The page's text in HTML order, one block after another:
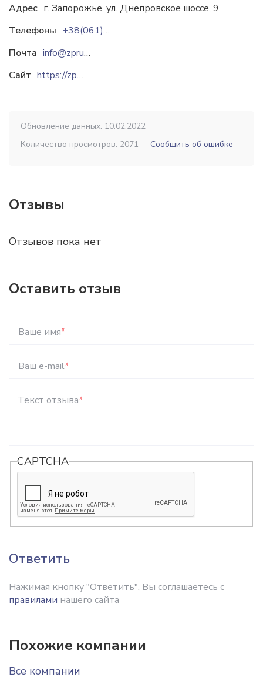
Адрес г. Запорожье, ул. Днепровское шоссе, 9
Телефоны
+38(061)2800656
Почта
info@zprua.com
Сайт
https://zprua.com
Обновление данных: 10.02.2022
Количество просмотров: 2071
Сообщить об ошибке
Отзывы
Отзывов пока нет
Оставить отзыв
Ваше имя*
Ваш e-mail*
Текст отзыва*
CAPTCHA
Ответить
Нажимая кнопку "Ответить", Вы соглашаетесь с
правилами нашего сайта
Похожие компании
Все компании